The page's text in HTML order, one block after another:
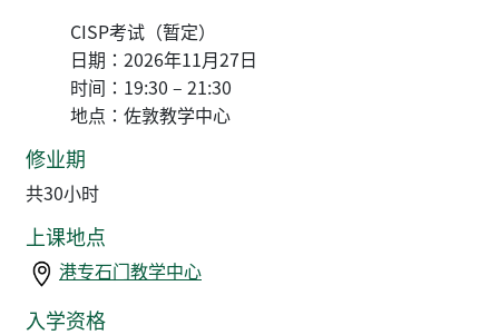
CISP考试（暂定）
日期：2026年11月27日
时间：19:30 – 21:30
地点：佐敦教学中心
修业期
共30小时
上课地点
港专石门教学中心
入学资格